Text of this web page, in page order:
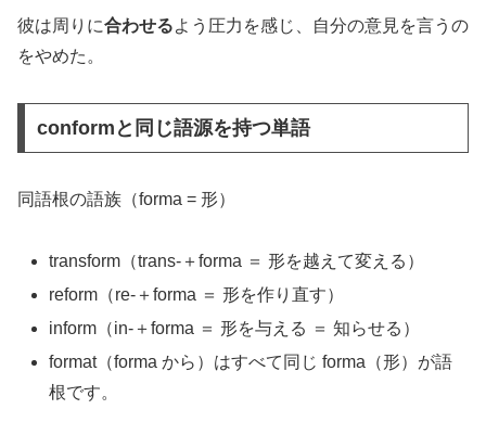
彼は周りに合わせるよう圧力を感じ、自分の意見を言うの
をやめた。
conformと同じ語源を持つ単語
同語根の語族（forma = 形）
transform（trans-＋forma ＝ 形を越えて変える）
reform（re-＋forma ＝ 形を作り直す）
inform（in-＋forma ＝ 形を与える ＝ 知らせる）
format（forma から）はすべて同じ forma（形）が語
根です。